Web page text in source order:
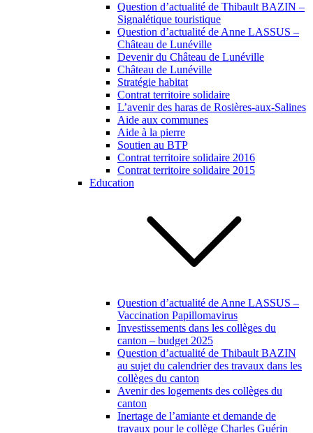
Question d’actualité de Thibault BAZIN –
Signalétique touristique
Question d’actualité de Anne LASSUS –
Château de Lunéville
Devenir du Château de Lunéville
Château de Lunéville
Stratégie habitat
Contrat territoire solidaire
L’avenir des haras de Rosières-aux-Salines
Aide aux communes
Aide à la pierre
Soutien au BTP
Contrat territoire solidaire 2016
Contrat territoire solidaire 2015
Education
Question d’actualité de Anne LASSUS –
Vaccination Papillomavirus
Investissements dans les collèges du
canton – budget 2025
Question d’actualité de Thibault BAZIN
au sujet du calendrier des travaux dans les
collèges du canton
Avenir des logements des collèges du
canton
Inertage de l’amiante et demande de
travaux pour le collège Charles Guérin